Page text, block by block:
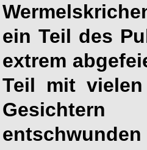
ein Teil des
extrem
Teil mit
entschwunden